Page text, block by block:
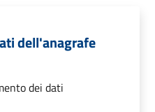
dell'anagrafe
dei dati